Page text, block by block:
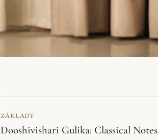
ZÁKLADY
Dooshivishari Gulika: Classical Notes